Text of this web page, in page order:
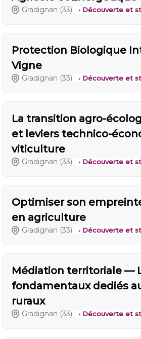
Gradignan (33) • Découverte et
Protection Biologique
Vigne
Gradignan (33) • Découverte et
La transition agro-
et leviers technico-
viticulture
Gradignan (33) • Découverte et
Optimiser son
en agriculture
Gradignan (33) • Découverte et
Médiation territoriale —
fondamentaux dediés
ruraux
Gradignan (33) • Découverte et